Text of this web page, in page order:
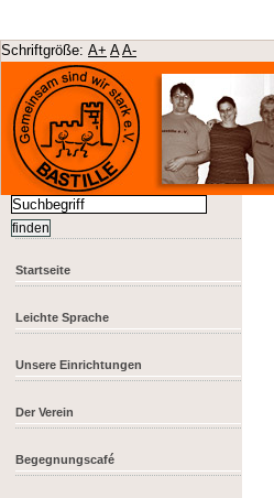
Schriftgröße: A+ A A-
Startseite
Leichte Sprache
Unsere Einrichtungen
Der Verein
Begegnungscafé